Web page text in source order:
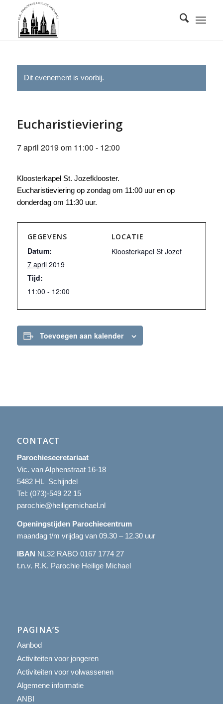
Dit evenement is voorbij.
Eucharistieviering
7 april 2019 om 11:00 - 12:00
Kloosterkapel St. Jozefklooster.
Eucharistieviering op zondag om 11:00 uur en op
donderdag om 11:30 uur.
GEGEVENS
Datum:
7 april 2019
Tijd:
11:00 - 12:00
LOCATIE
Kloosterkapel St Jozef
Toevoegen aan kalender
CONTACT
Parochiesecretariaat
Vic. van Alphenstraat 16-18
5482 HL Schijndel
Tel: (073)-549 22 15
parochie@heiligemichael.nl
Openingstijden Parochiecentrum
maandag t/m vrijdag van 09.30 – 12.30 uur
IBAN NL32 RABO 0167 1774 27
t.n.v. R.K. Parochie Heilige Michael
PAGINA’S
Aanbod
Activiteiten voor jongeren
Activiteiten voor volwassenen
Algemene informatie
ANBI